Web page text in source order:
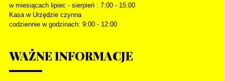
w miesiącach lipiec - sierpień : 7:00 - 15:00
Kasa w Urzędzie czynna
codziennie w godzinach: 9:00 - 12:00
WAŻNEINFORMACJE